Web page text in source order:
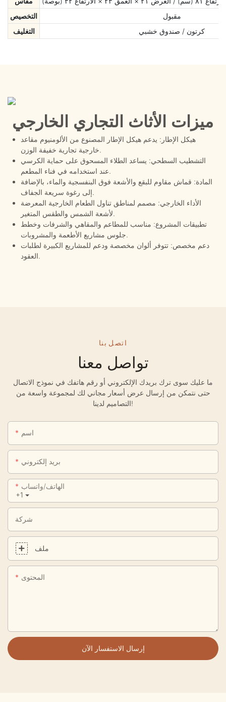
التخصيص
مقبول
التغليف
كرتون / صندوق خشبي
ميزات الأثاث التجاري الخارجي
هيكل الإطار: يدعم هيكل الإطار المصنوع من الألومنيوم مقاعد
خارجية تجارية خفيفة الوزن.
التشطيب السطحي: يساعد الطلاء المسحوق على حماية الكرسي
عند استخدامه في فناء المطعم.
المادة: قماش مقاوم للبقع والأشعة فوق البنفسجية والماء، بالإضافة
إلى رغوة سريعة الجفاف.
الأداء الخارجي: مصمم لمناطق تناول الطعام الخارجية المعرضة
لأشعة الشمس والطقس المتغير.
تطبيقات المشروع: مناسب للمطاعم والمقاهي والشرفات وخطط
جلوس مشاريع الأطعمة والمشروبات.
دعم مخصص: تتوفر ألوان مخصصة ودعم للمشاريع الكبيرة لطلبات
العقود.
اتصل بنا
تواصل معنا
ما عليك سوى ترك بريدك الإلكتروني أو رقم هاتفك في نموذج الاتصال
حتى نتمكن من إرسال عرض أسعار مجاني لك لمجموعة واسعة من
التصاميم لدينا!
اسم
بريد إلكتروني
+1
الهاتف/واتساب
شركة
ملف
المحتوى
إرسال الاستفسار الآن